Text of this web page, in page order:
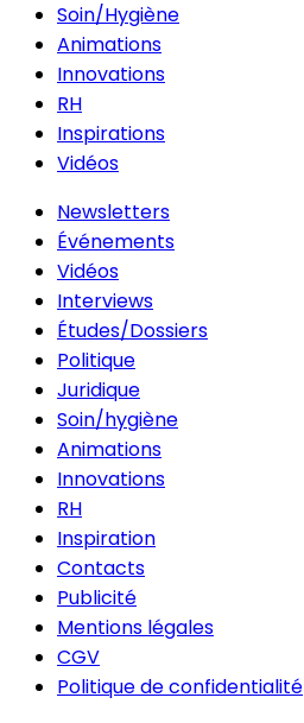
Soin/Hygiène
Animations
Innovations
RH
Inspirations
Vidéos
Newsletters
Événements
Vidéos
Interviews
Études/Dossiers
Politique
Juridique
Soin/hygiène
Animations
Innovations
RH
Inspiration
Contacts
Publicité
Mentions légales
CGV
Politique de confidentialité